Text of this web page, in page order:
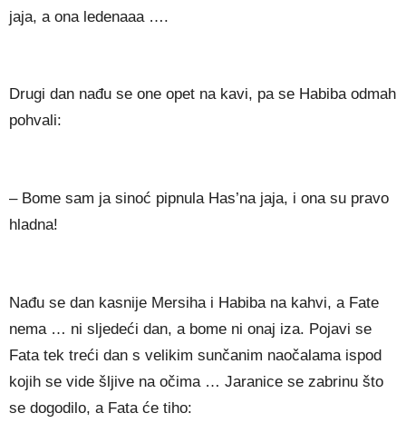
jaja, a ona ledenaaa ….
Drugi dan nađu se one opet na kavi, pa se Habiba odmah
pohvali:
– Bome sam ja sinoć pipnula Has’na jaja, i ona su pravo
hladna!
Nađu se dan kasnije Mersiha i Habiba na kahvi, a Fate
nema … ni sljedeći dan, a bome ni onaj iza. Pojavi se
Fata tek treći dan s velikim sunčanim naočalama ispod
kojih se vide šljive na očima … Jaranice se zabrinu što
se dogodilo, a Fata će tiho: